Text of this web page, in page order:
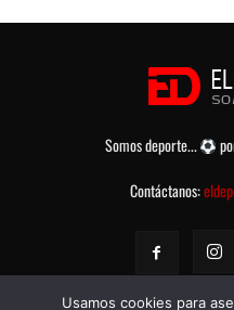
Somos deporte...
Contáctanos:
Usamos cookies para